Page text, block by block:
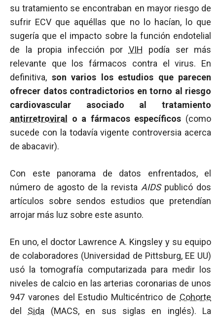
su tratamiento se encontraban en mayor riesgo de
sufrir ECV que aquéllas que no lo hacían, lo que
sugería que el impacto sobre la función endotelial
de la propia infección por VIH podía ser más
relevante que los fármacos contra el virus. En
definitiva, son varios los estudios que parecen
ofrecer datos contradictorios en torno al riesgo
cardiovascular asociado al tratamiento
antirretroviral
o a fármacos específicos (como
sucede con la todavía vigente controversia acerca
de abacavir).
Con este panorama de datos enfrentados, el
número de agosto de la revista AIDS publicó dos
artículos sobre sendos estudios que pretendían
arrojar más luz sobre este asunto.
En uno, el doctor Lawrence A. Kingsley y su equipo
de colaboradores (Universidad de Pittsburg, EE UU)
usó la tomografía computarizada para medir los
niveles de calcio en las arterias coronarias de unos
947 varones del Estudio Multicéntrico de Cohorte
del Sida (MACS, en sus siglas en inglés). La